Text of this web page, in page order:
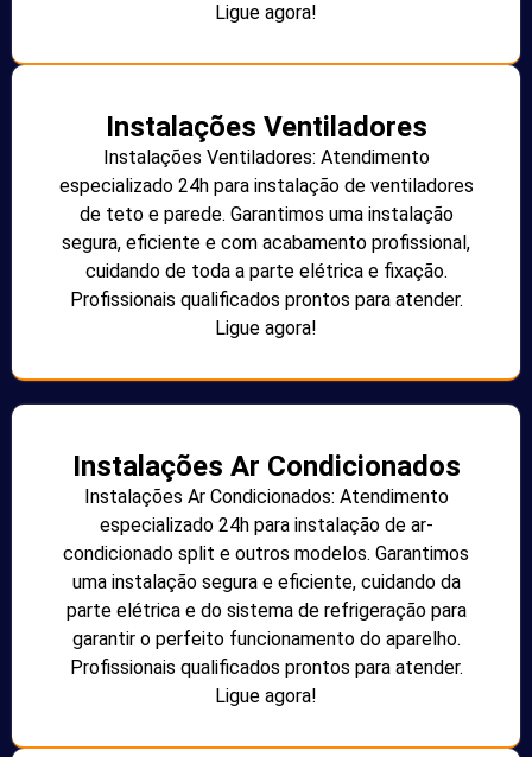
Ligue agora!
Instalações Ventiladores
Instalações Ventiladores: Atendimento
especializado 24h para instalação de ventiladores
de teto e parede. Garantimos uma instalação
segura, eficiente e com acabamento profissional,
cuidando de toda a parte elétrica e fixação.
Profissionais qualificados prontos para atender.
Ligue agora!
Instalações Ar Condicionados
Instalações Ar Condicionados: Atendimento
especializado 24h para instalação de ar-
condicionado split e outros modelos. Garantimos
uma instalação segura e eficiente, cuidando da
parte elétrica e do sistema de refrigeração para
garantir o perfeito funcionamento do aparelho.
Profissionais qualificados prontos para atender.
Ligue agora!